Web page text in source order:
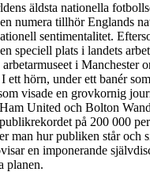
äldsta nationella
numera tillhör Englands
sentimentalitet.
speciell plats i landets
i Manchester
ett hörn, under ett banér
visade en grovkornig
United och Bolton
på 200 000
man hur publiken står
en imponerande
planen.